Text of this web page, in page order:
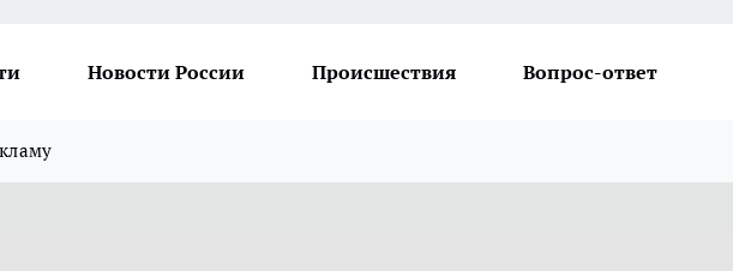
Новости России Происшествия Вопрос-ответ